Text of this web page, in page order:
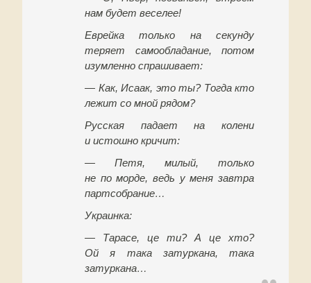
нам будет веселее!
Еврейка только на секунду
теряет самообладание, потом
изумленно спрашивает:
— Как, Исаак, это ты? Тогда кто
лежит со мной рядом?
Русская падает на колени
и истошно кричит:
— Петя, милый, только
не по морде, ведь у меня завтра
партсобрание…
Украинка:
— Тарасе, це ти? А це хто?
Ой я така затуркана, така
затуркана…